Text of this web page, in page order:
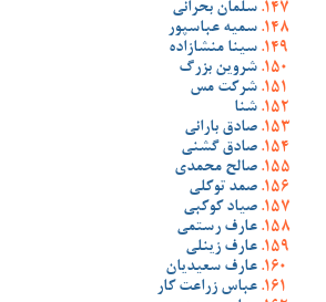
سلمان بحرانی
سمیه عباسپور
سینا منشازاده
شروین بزرگ
شرکت مس
شنا
صادق بارانی
صادق گشنی
صالح محمدی
صمد توکلی
صیاد کوکبی
عارف رستمی
عارف زینلی
عارف سعیدیان
عباس زراعت کار